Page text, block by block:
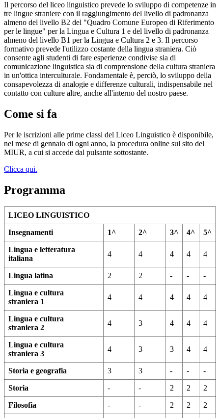
Il percorso del liceo linguistico prevede lo sviluppo di competenze in
tre lingue straniere con il raggiungimento del livello di padronanza
almeno del livello B2 del "Quadro Comune Europeo di Riferimento
per le lingue" per la Lingua e Cultura 1 e del livello di padronanza
almeno del livello B1 per la Lingua e Cultura 2 e 3. Il percorso
formativo prevede l'utilizzo costante della lingua straniera. Ciò
consente agli studenti di fare esperienze condivise sia di
comunicazione linguistica sia di comprensione della cultura straniera
in un'ottica interculturale. Fondamentale è, perciò, lo sviluppo della
consapevolezza di analogie e differenze culturali, indispensabile nel
contatto con culture altre, anche all'interno del nostro paese.
Come si fa
Per le iscrizioni alle prime classi del Liceo Linguistico è disponibile,
nel mese di gennaio di ogni anno, la procedura online sul sito del
MIUR, a cui si accede dal pulsante sottostante.
Clicca qui.
Programma
LICEO LINGUISTICO
Insegnamenti 1^ 2^ 3^ 4^ 5^
Lingua e letteratura
italiana
4 4 4 4 4
Lingua latina 2 2 - - -
Lingua e cultura
straniera 1
4 4 4 4 4
Lingua e cultura
straniera 2
4 3 4 4 4
Lingua e cultura
straniera 3
4 3 3 4 4
Storia e geografia 3 3 - - -
Storia - - 2 2 2
Filosofia - - 2 2 2